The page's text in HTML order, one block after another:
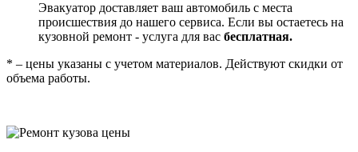
Эвакуатор доставляет ваш автомобиль с места
происшествия до нашего сервиса. Если вы остаетесь на
кузовной ремонт - услуга для вас бесплатная.
* – цены указаны с учетом материалов. Действуют скидки от
объема работы.